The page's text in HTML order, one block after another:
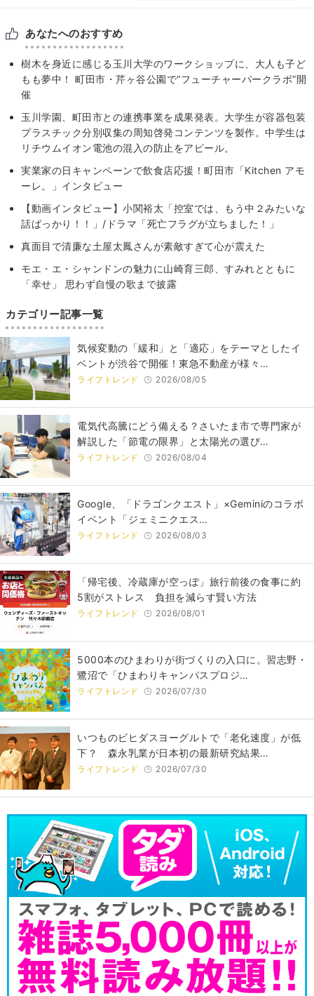
あなたへのおすすめ
樹木を身近に感じる玉川大学のワークショップに、大人も子ど
もも夢中！ 町田市・芹ヶ谷公園で“フューチャーパークラボ”開
催
玉川学園、町田市との連携事業を成果発表。大学生が容器包装
プラスチック分別収集の周知啓発コンテンツを製作。中学生は
リチウムイオン電池の混入の防止をアピール。
実業家の日キャンペーンで飲食店応援！町田市「Kitchen アモ
ーレ。」インタビュー
【動画インタビュー】小関裕太「控室では、もう中２みたいな
話ばっかり！！」/ドラマ「死亡フラグが立ちました！」
真面目で清廉な土屋太鳳さんが素敵すぎて心が震えた
モエ・エ・シャンドンの魅力に山崎育三郎、すみれとともに
「幸せ」 思わず自慢の歌まで披露
カテゴリー記事一覧
気候変動の「緩和」と「適応」をテーマとしたイ
ベントが渋谷で開催！東急不動産が様々…
ライフトレンド 2026/08/05
電気代高騰にどう備える？さいたま市で専門家が
解説した「節電の限界」と太陽光の選び…
ライフトレンド 2026/08/04
Google、「ドラゴンクエスト」×Geminiのコラボ
イベント「ジェミニクエス…
ライフトレンド 2026/08/03
「帰宅後、冷蔵庫が空っぽ」旅行前後の食事に約
5割がストレス 負担を減らす賢い方法
ライフトレンド 2026/08/01
5000本のひまわりが街づくりの入口に。習志野・
鷺沼で「ひまわりキャンパスプロジ…
ライフトレンド 2026/07/30
いつものビヒダスヨーグルトで「老化速度」が低
下？ 森永乳業が日本初の最新研究結果…
ライフトレンド 2026/07/30